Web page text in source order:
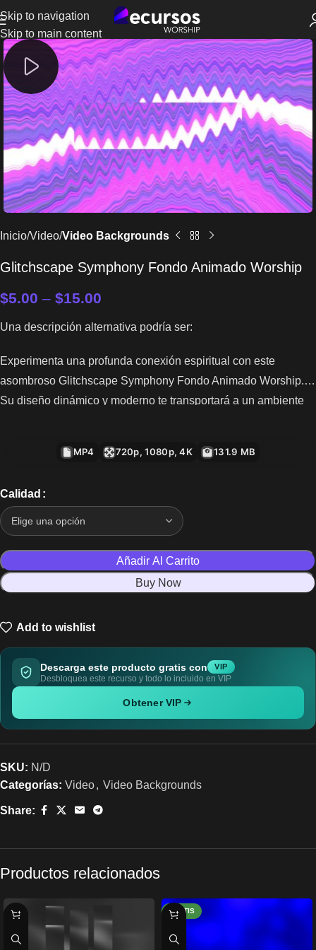
Skip to navigation
Skip to main content
Inicio Video Video Backgrounds
Glitchscape Symphony Fondo Animado Worship
$5.00 – $15.00
Una descripción alternativa podría ser:
Experimenta una profunda conexión espiritual con este
asombroso Glitchscape Symphony Fondo Animado Worship.
Su diseño dinámico y moderno te transportará a un ambiente
experiencia visual envolvente, perfecta para servicios, eventos
significativos sean inolvidables con este fondo animado
innovador y fresco.
MP4 720p, 1080p, 4K 131.9 MB
Calidad
Añadir Al Carrito
Buy Now
Add to wishlist
Descarga este producto gratis con VIP
Desbloquea este recurso y todo lo incluido en VIP
Obtener VIP
SKU: N/D
Categorías: Video, Video Backgrounds
Share:
Productos relacionados
GRATIS